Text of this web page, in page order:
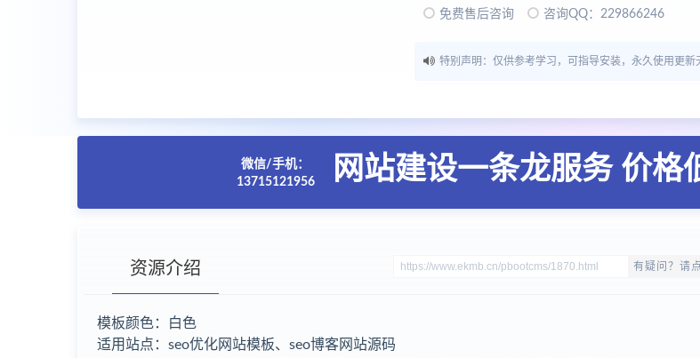
免费售后咨询 咨询QQ：229866246
特别声明：仅供参考学习，可指导安装，永久使用更
微信/手机：
13715121956
网站建设一条龙服务 价格
资源介绍 有疑问？请
模板颜色：白色
适用站点：seo优化网站模板、seo博客网站源码